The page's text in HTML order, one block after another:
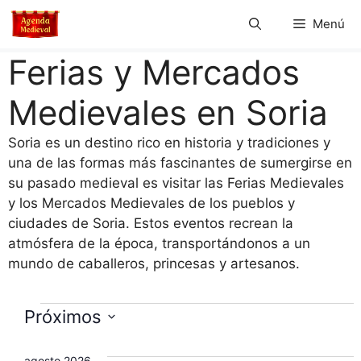
Saltar
Menú
Ferias y Mercados
Medievales en Soria
Soria es un destino rico en historia y tradiciones y
una de las formas más fascinantes de sumergirse en
su pasado medieval es visitar las Ferias Medievales
y los Mercados Medievales de los pueblos y
ciudades de Soria. Estos eventos recrean la
atmósfera de la época, transportándonos a un
mundo de caballeros, princesas y artesanos.
Eventos
Próximos